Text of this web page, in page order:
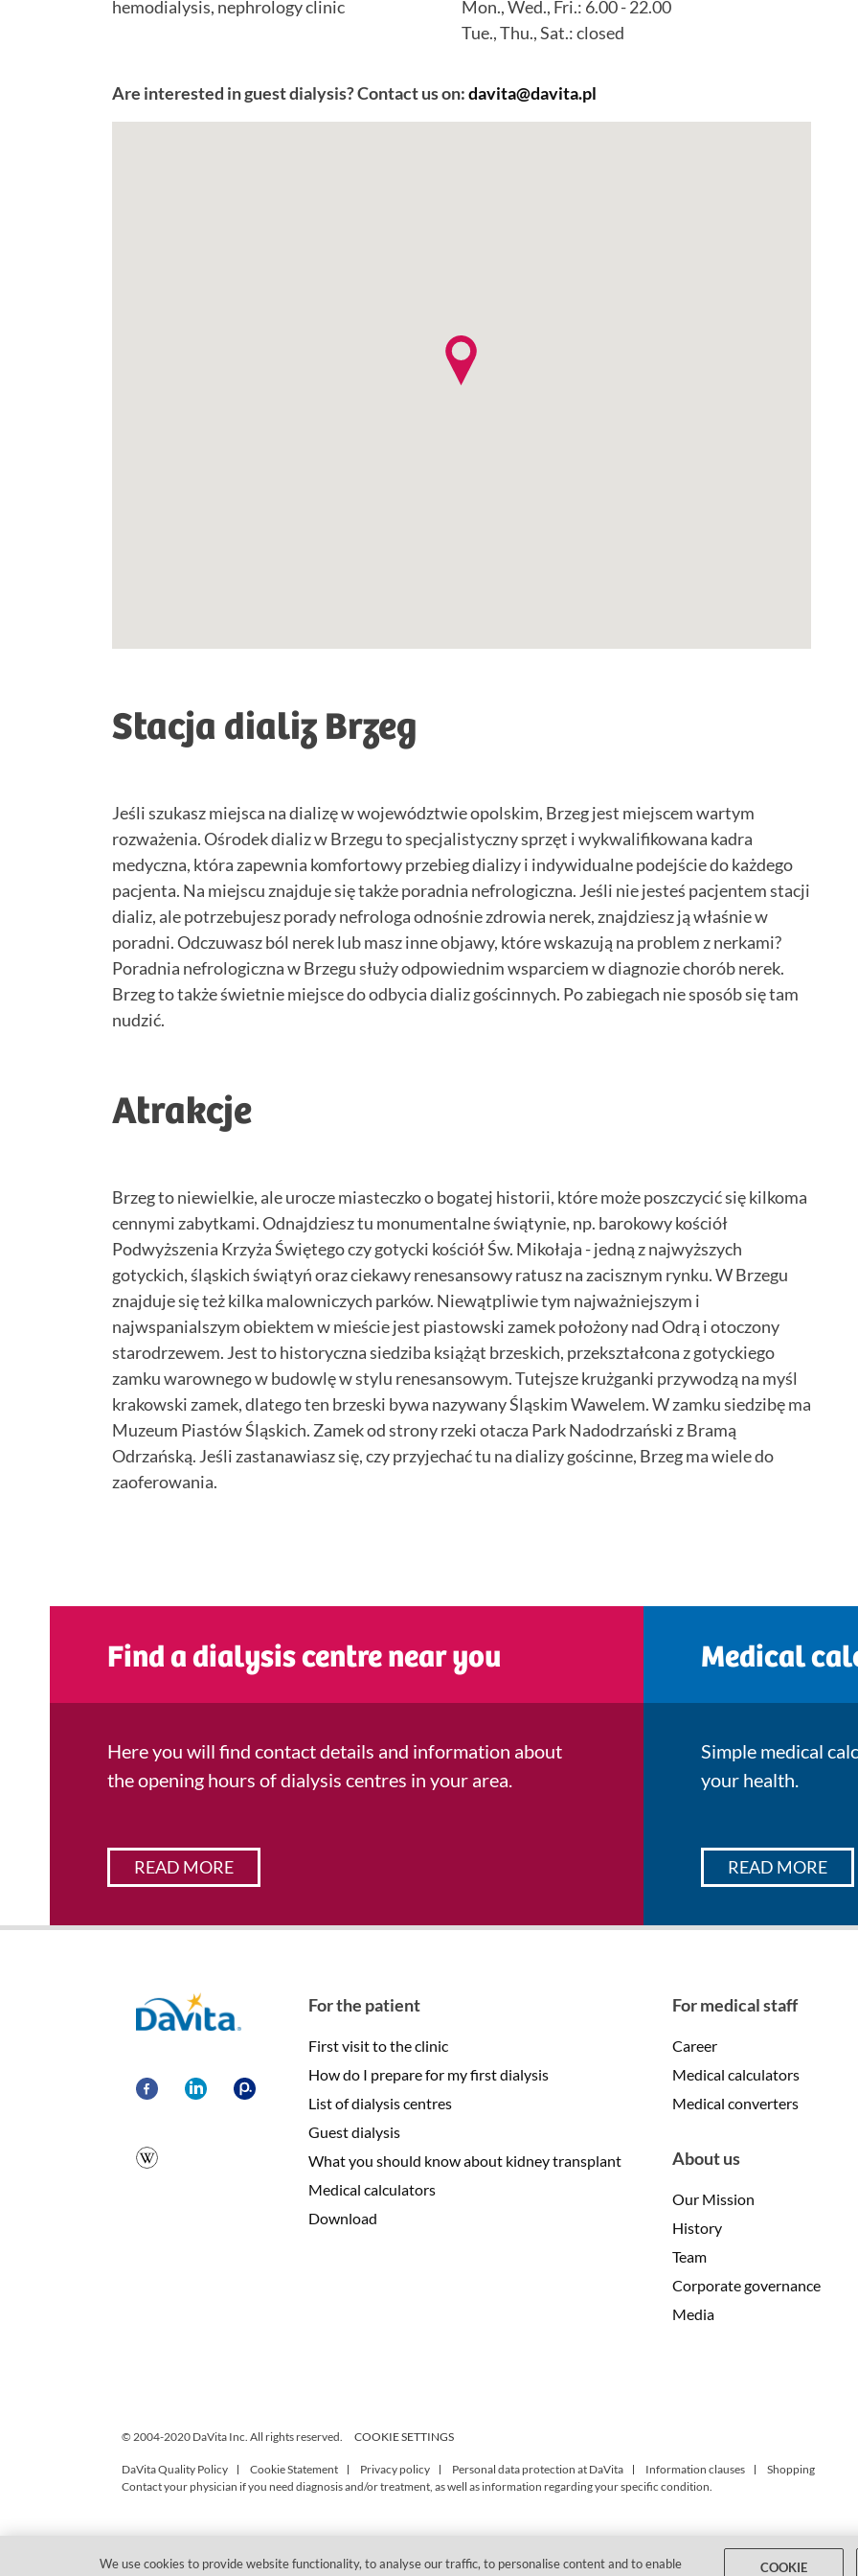
hemodialysis, nephrology clinic
Mon., Wed., Fri.: 6.00 - 22.00
Tue., Thu., Sat.: closed
Are interested in guest dialysis? Contact us on:davita@davita.pl
Stacja dializ Brzeg
Jeśli szukasz miejsca na dializę w województwie opolskim, Brzeg jest miejscem wartym
rozważenia. Ośrodek dializ w Brzegu to specjalistyczny sprzęt i wykwalifikowana kadra
medyczna, która zapewnia komfortowy przebieg dializy i indywidualne podejście do każdego
pacjenta. Na miejscu znajduje się także poradnia nefrologiczna. Jeśli nie jesteś pacjentem stacji
dializ, ale potrzebujesz porady nefrologa odnośnie zdrowia nerek, znajdziesz ją właśnie w
poradni. Odczuwasz ból nerek lub masz inne objawy, które wskazują na problem z nerkami?
Poradnia nefrologiczna w Brzegu służy odpowiednim wsparciem w diagnozie chorób nerek.
Brzeg to także świetnie miejsce do odbycia dializ gościnnych. Po zabiegach nie sposób się tam
nudzić.
Atrakcje
Brzeg to niewielkie, ale urocze miasteczko o bogatej historii, które może poszczycić się kilkoma
cennymi zabytkami. Odnajdziesz tu monumentalne świątynie, np. barokowy kościół
Podwyższenia Krzyża Świętego czy gotycki kościół Św. Mikołaja - jedną z najwyższych
gotyckich, śląskich świątyń oraz ciekawy renesansowy ratusz na zacisznym rynku. W Brzegu
znajduje się też kilka malowniczych parków. Niewątpliwie tym najważniejszym i
najwspanialszym obiektem w mieście jest piastowski zamek położony nad Odrą i otoczony
starodrzewem. Jest to historyczna siedziba książąt brzeskich, przekształcona z gotyckiego
zamku warownego w budowlę w stylu renesansowym. Tutejsze krużganki przywodzą na myśl
krakowski zamek, dlatego ten brzeski bywa nazywany Śląskim Wawelem. W zamku siedzibę ma
Muzeum Piastów Śląskich. Zamek od strony rzeki otacza Park Nadodrzański z Bramą
Odrzańską. Jeśli zastanawiasz się, czy przyjechać tu na dializy gościnne, Brzeg ma wiele do
zaoferowania.
Find a dialysis centre near you
Here you will find contact details and information about
the opening hours of dialysis centres in your area.
READ MORE
Medical
Simple medical
your health.
READ MORE
Davita For the patient
First visit to the clinic
How do I prepare for my first dialysis
List of dialysis centres
Guest dialysis
What you should know about kidney transplant
Medical calculators
Download
For medical staff
Career
Medical calculators
Medical converters
About us
Our Mission
History
Team
Corporate governance
Media
© 2004-2020 DaVita Inc. All rights reserved. COOKIE SETTINGS
DaVita Quality Policy Cookie Statement Privacy policy Personal data protection at DaVita Information clauses
Shopping
Contact your physician if you need diagnosis and/or treatment, as well as information regarding your specific condition.
We use cookies to provide website functionality, to analyse our traffic, to personalise content and to enable
COOKIE